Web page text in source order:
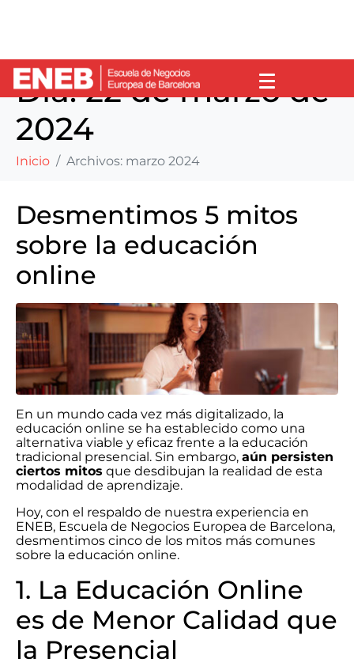
Día:22 de marzo de
2024
Inicio Archivos: marzo 2024
Desmentimos 5 mitos
sobre la educación
online
En un mundo cada vez más digitalizado, la
educación online se ha establecido como una
alternativa viable y eficaz frente a la educación
tradicional presencial. Sin embargo, aún persisten
ciertos mitos que desdibujan la realidad de esta
modalidad de aprendizaje.
Hoy, con el respaldo de nuestra experiencia en
ENEB, Escuela de Negocios Europea de Barcelona,
desmentimos cinco de los mitos más comunes
sobre la educación online.
1. La Educación Online
es de Menor Calidad que
la Presencial